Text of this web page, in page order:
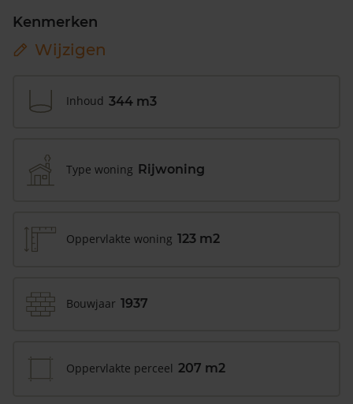
Kenmerken
Wijzigen
Inhoud 344 m3
Type woning Rijwoning
Oppervlakte woning 123 m2
Bouwjaar 1937
Oppervlakte perceel 207 m2